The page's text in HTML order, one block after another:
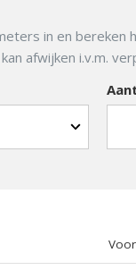
in en bereken
afwijken i.v.m.